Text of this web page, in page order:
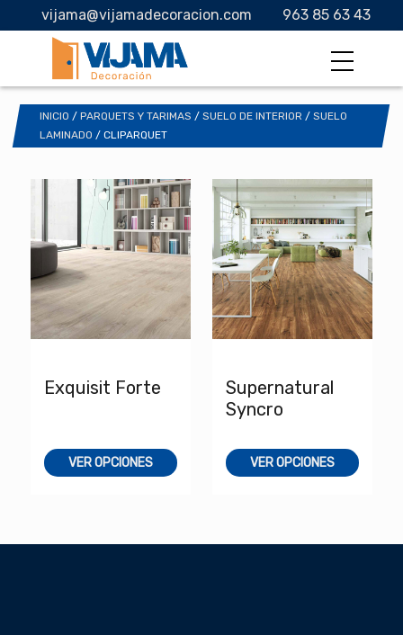
vijama@vijamadecoracion.com 963 85 63 43
INICIO /PARQUETS Y TARIMAS /SUELO DE INTERIOR /SUELO
LAMINADO / CLIPARQUET
Exquisit Forte
VER OPCIONES
Supernatural
Syncro
VER OPCIONES